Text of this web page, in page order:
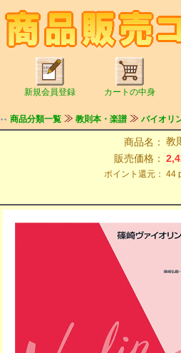
新規会員登録 カートの中身
商品分類一覧 教則本・楽譜 バイオリ
商品名： 教
販売価格：
ポイント還元： 44